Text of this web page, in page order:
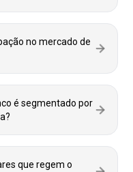
no mercado de
é segmentado por
que regem o